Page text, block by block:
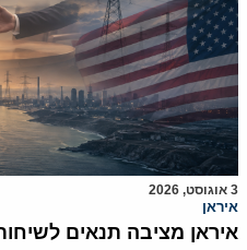
3 אוגוסט, 2026
איראן
איראן מציבה תנאים